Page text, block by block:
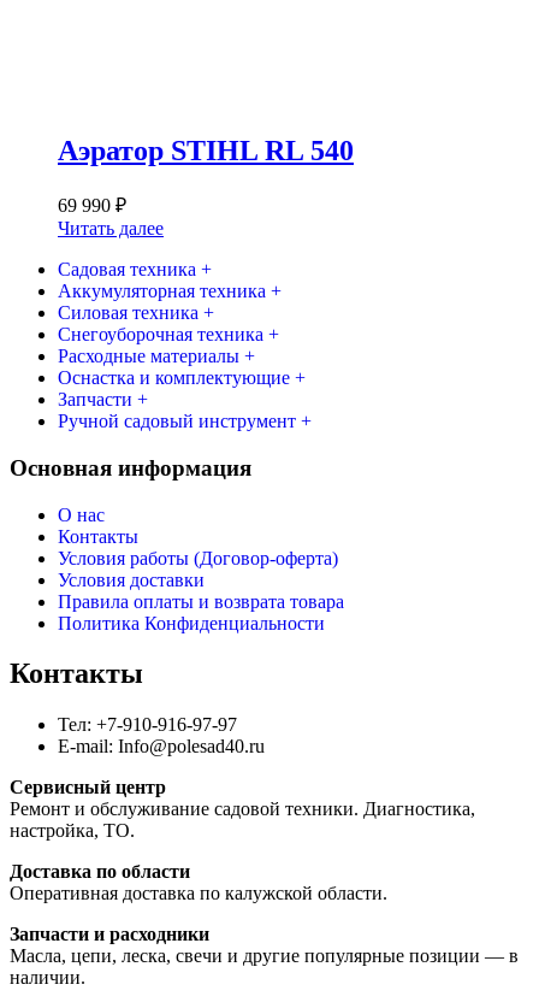
Аэратор STIHL RL 540
69 990 ₽
Читать далее
Садовая техника +
Аккумуляторная техника +
Силовая техника +
Снегоуборочная техника +
Расходные материалы +
Оснастка и комплектующие +
Запчасти +
Ручной садовый инструмент +
Основная информация
О нас
Контакты
Условия работы (Договор-оферта)
Условия доставки
Правила оплаты и возврата товара
Политика Конфиденциальности
Контакты
Тел: +7-910-916-97-97
E-mail: Info@polesad40.ru
Сервисный центр
Ремонт и обслуживание садовой техники. Диагностика,
настройка, ТО.
Доставка по области
Оперативная доставка по калужской области.
Запчасти и расходники
Масла, цепи, леска, свечи и другие популярные позиции — в
наличии.